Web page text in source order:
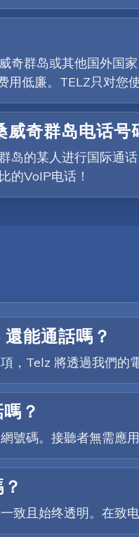
奇群岛或其他国外国
低廉。TELZ只对您
奇群岛电话号
岛的某人进行国际通
的VoIP电话！
能通話嗎？
，Telz 將透過我們的
？
號碼。接聽者無需應
致且始终透明。在致